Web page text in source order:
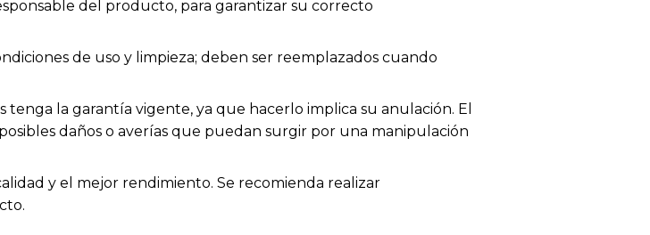
del producto, para garantizar su correcto
de uso y limpieza; deben ser reemplazados cuando
la garantía vigente, ya que hacerlo implica su anulación. El
daños o averías que puedan surgir por una manipulación
y el mejor rendimiento. Se recomienda realizar